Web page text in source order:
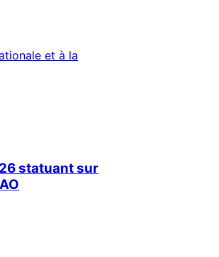
et à la
statuant sur